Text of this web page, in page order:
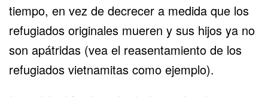
tiempo, en vez de decrecer a medida que los
refugiados originales mueren y sus hijos ya no
son apátridas (vea el reasentamiento de los
refugiados vietnamitas como ejemplo).